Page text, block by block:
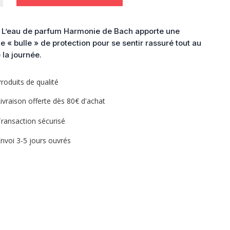
de parfum Harmonie de Bach apporte une
« bulle » de protection pour se sentir rassuré tout au
la journée.
de qualité
offerte dès 80€ d'achat
sécurisé
3-5 jours ouvrés